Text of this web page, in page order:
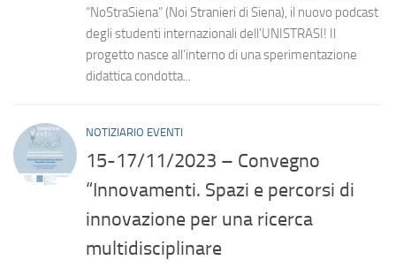
“NoStraSiena” (Noi Stranieri di Siena), il nuovo podcast
degli studenti internazionali dell’UNISTRASI! Il
progetto nasce all’interno di una sperimentazione
didattica condotta...
NOTIZIARIO EVENTI
15-17/11/2023 – Convegno
“Innovamenti. Spazi e percorsi di
innovazione per una ricerca
multidisciplinare